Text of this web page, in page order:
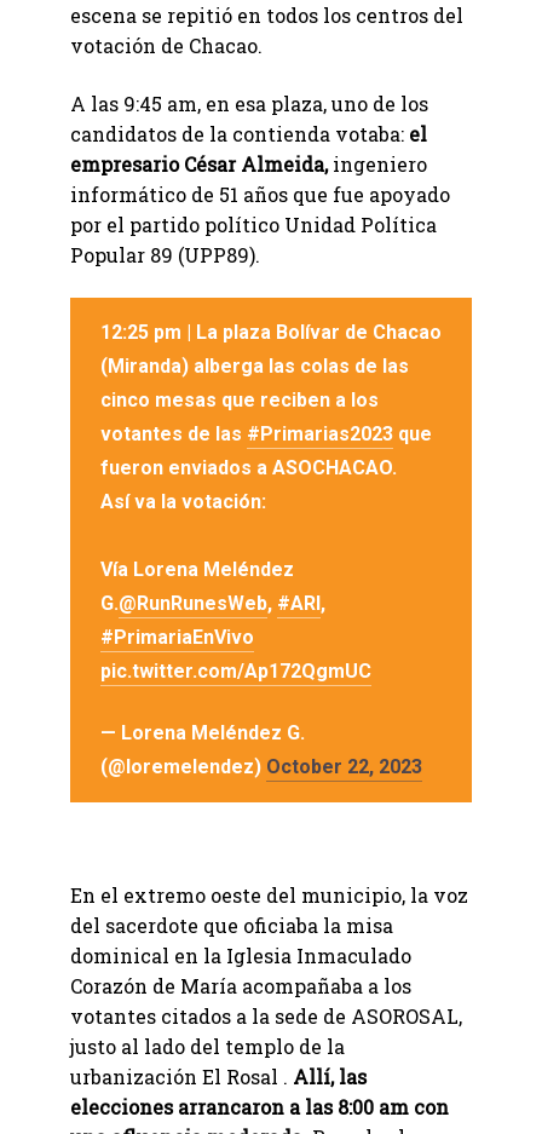
escena se repitió en todos los centros del
votación de Chacao.
A las 9:45 am, en esa plaza, uno de los
candidatos de la contienda votaba: el
empresario César Almeida,ingeniero
informático de 51 años que fue apoyado
por el partido político Unidad Política
Popular 89 (UPP89).
12:25 pm | La plaza Bolívar de Chacao
(Miranda) alberga las colas de las
cinco mesas que reciben a los
votantes de las #Primarias2023 que
fueron enviados a ASOCHACAO.
Así va la votación:
Vía Lorena Meléndez
G.@RunRunesWeb, #ARI,
#PrimariaEnVivo
pic.twitter.com/Ap172QgmUC
— Lorena Meléndez G.
(@loremelendez) October 22, 2023
En el extremo oeste del municipio, la voz
del sacerdote que oficiaba la misa
dominical en la Iglesia Inmaculado
Corazón de María acompañaba a los
votantes citados a la sede de ASOROSAL,
justo al lado del templo de la
urbanización El Rosal . Allí, las
elecciones arrancaron a las 8:00 am con